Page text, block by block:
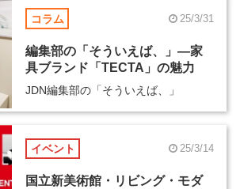
コラム 25/3/31
編集部の「そういえば、」―家
具ブランド「TECTA」の魅力
JDN編集部の「そういえば、」
イベント 25/3/14
国立新美術館・リビング・モダ